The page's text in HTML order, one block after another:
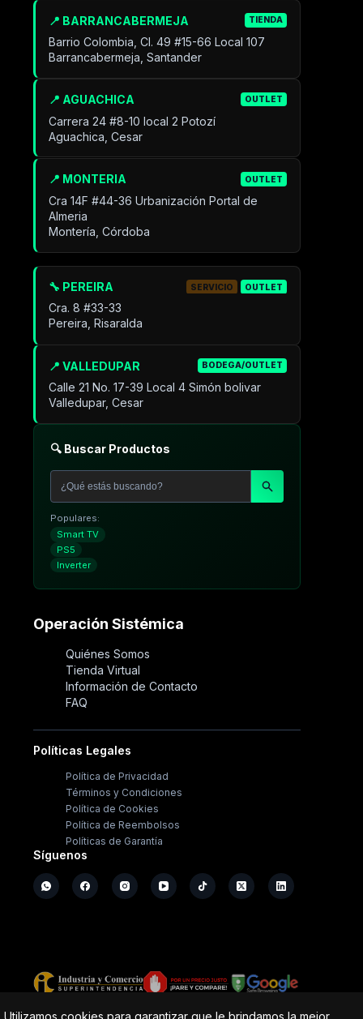
Utilizamos cookies para garantizar que le brindamos la mejor
📍 BARRANCABERMEJA TIENDA
Barrio Colombia, Cl. 49 #15-66 Local 107
Barrancabermeja, Santander
📍 AGUACHICA OUTLET
Carrera 24 #8-10 local 2 Potozí
Aguachica, Cesar
📍 MONTERIA OUTLET
Cra 14F #44-36 Urbanización Portal de
Almeria
Montería, Córdoba
📍 VALLEDUPAR BODEGA/OUTLET
Calle 21 No. 17-39 Local 4 Simón bolivar
Valledupar, Cesar
🔧 PEREIRA SERVICIO OUTLET
Cra. 8 #33-33
Pereira, Risaralda
🔍 Buscar Productos
Populares:
Smart TV
PS5
Inverter
Operación Sistémica
Quiénes Somos
Tienda Virtual
Información de Contacto
FAQ
Políticas Legales
Política de Privacidad
Términos y Condiciones
Política de Cookies
Política de Reembolsos
Políticas de Garantía
Síguenos
Copyright © - Operación Sistémica